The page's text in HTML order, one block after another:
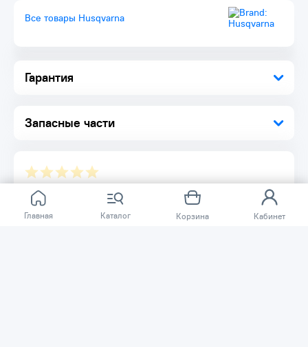
Главная Каталог Корзина Кабинет
Гарантия
Запасные части
Все товары Husqvarna
Отзывов ещё нет.
Расскажите о товаре, который приобрели у нас.